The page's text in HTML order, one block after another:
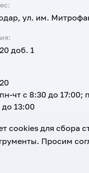
ул. им.
доб. 1
чт с 8:30 до 17:00;
13:00
cookies для сбора
Просим